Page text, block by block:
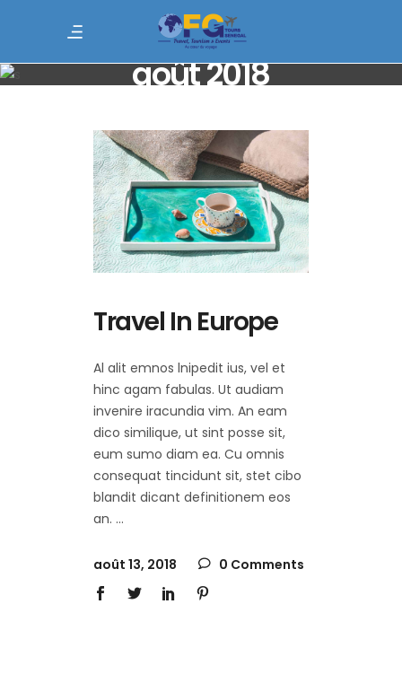
août 2018
Travel In Europe
Al alit emnos lnipedit ius, vel et
hinc agam fabulas. Ut audiam
invenire iracundia vim. An eam
dico similique, ut sint posse sit,
eum sumo diam ea. Cu omnis
consequat tincidunt sit, stet cibo
blandit dicant definitionem eos
an.
août 13, 2018 0 Comments